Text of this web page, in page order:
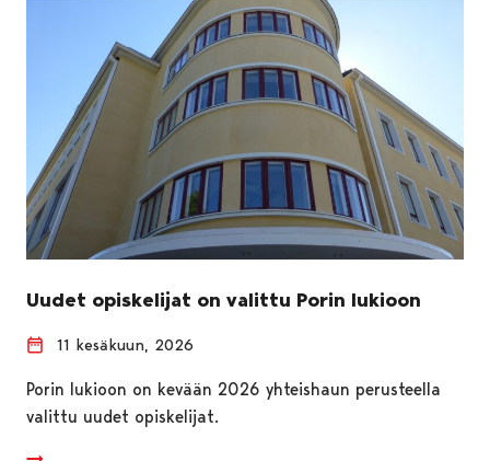
Uudet opiskelijat on valittu Porin lukioon
11 kesäkuun, 2026
Porin lukioon on kevään 2026 yhteishaun perusteella
valittu uudet opiskelijat.